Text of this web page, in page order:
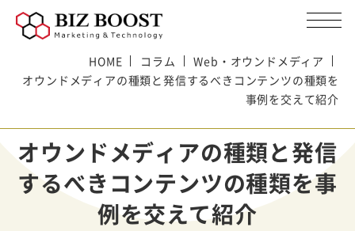
HOME コラム
Web・オウンドメディア
オウンドメディアの種類と発信するべきコンテンツの種類を
事例を交えて紹介
オウンドメディアの種類と発信
するべきコンテンツの種類を事
例を交えて紹介